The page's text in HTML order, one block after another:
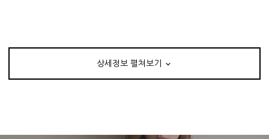
상세정보 펼쳐보기